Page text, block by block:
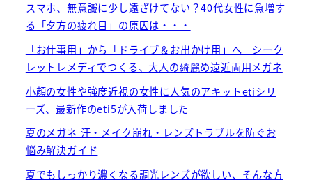
スマホ、無意識に少し遠ざけてない？40代女性に急増す
る「夕方の疲れ目」の原因は・・・
「お仕事用」から「ドライブ＆お出かけ用」へ シーク
レットレメディでつくる、大人の綺麗め遠近両用メガネ
小顔の女性や強度近視の女性に人気のアキットetiシリ
ーズ、最新作のeti5が入荷しました
夏のメガネ 汗・メイク崩れ・レンズトラブルを防ぐお
悩み解決ガイド
夏でもしっかり濃くなる調光レンズが欲しい、そんな方